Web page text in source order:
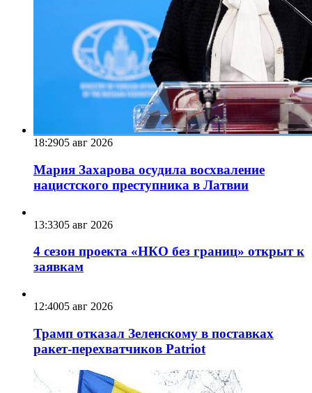
18:2905 авг 2026
Мария Захарова осудила восхваление
нацистского преступника в Латвии
13:3305 авг 2026
4 сезон проекта «НКО без границ» открыт к
заявкам
12:4005 авг 2026
Трамп отказал Зеленскому в поставках
ракет-перехватчиков Patriot